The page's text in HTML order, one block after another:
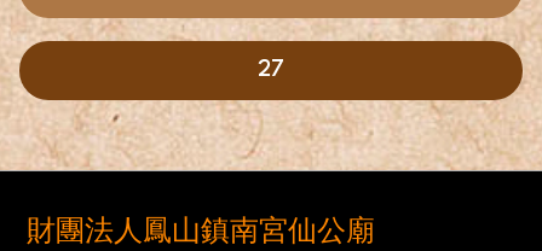
27
財團法人鳳山鎮南宮仙公廟